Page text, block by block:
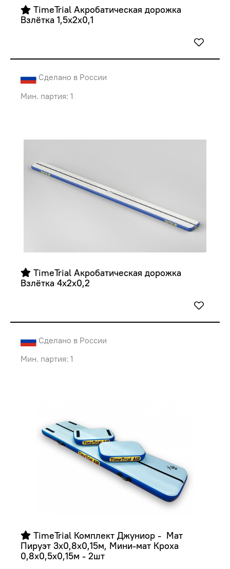
TimeTrial Акробатическая дорожка
Взлётка 1,5х2х0,1
Сделано в России
Мин. партия: 1
TimeTrial Акробатическая дорожка
Взлётка 4х2х0,2
Сделано в России
Мин. партия: 1
TimeTrial Комплект Джуниор -  Мат
Пируэт 3х0,8х0,15м, Мини-мат Кроха
0,8х0,5х0,15м - 2шт